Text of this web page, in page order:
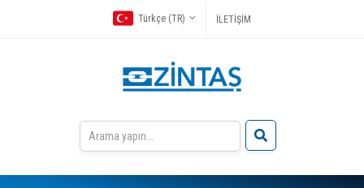
Türkçe (TR) İLETİŞİM